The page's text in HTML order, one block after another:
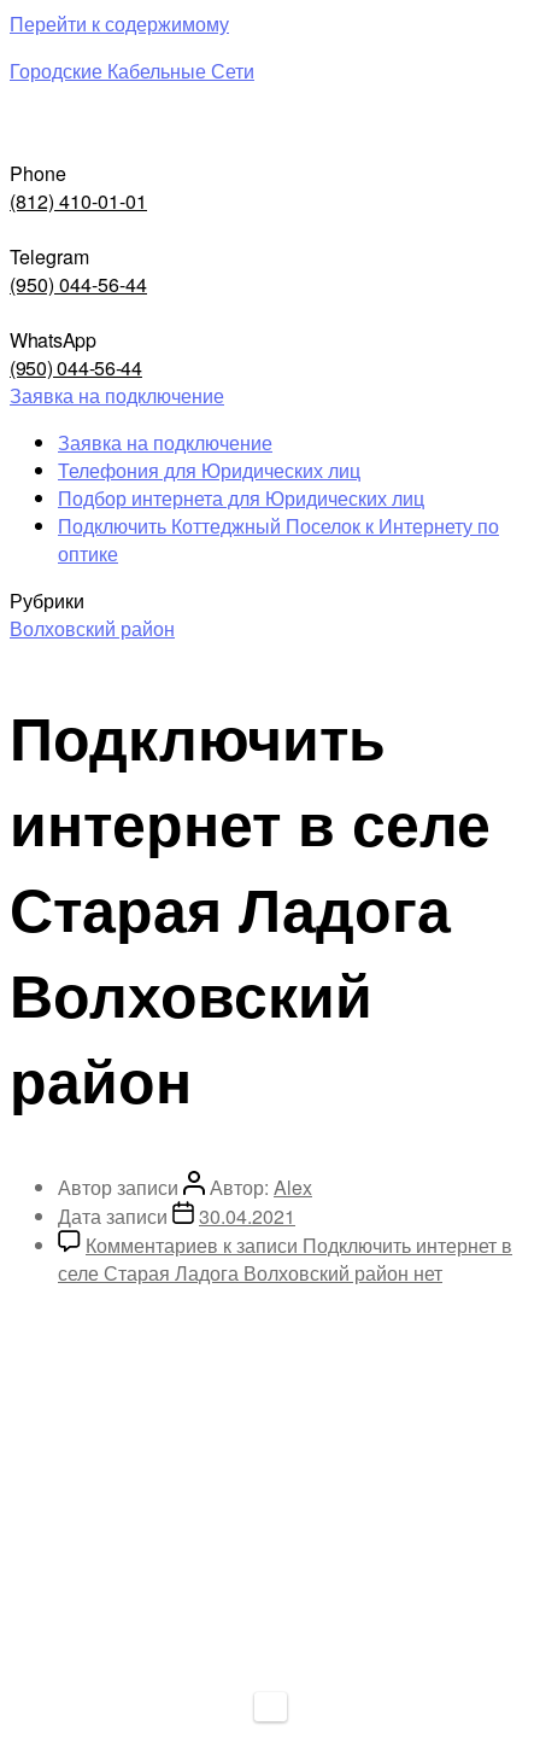
Перейти к содержимому
Городские Кабельные Сети
Phone
(812) 410-01-01
Telegram
(950) 044-56-44
WhatsApp
(950) 044-56-44
Заявка на подключение
Заявка на подключение
Телефония для Юридических лиц
Подбор интернета для Юридических лиц
Подключить Коттеджный Поселок к Интернету по
оптике
Рубрики
Волховский район
Подключить
интернет в селе
Старая Ладога
Волховский
район
Автор записи Автор: Alex
Дата записи
30.04.2021
Комментариев к записи Подключить интернет в
селе Старая Ладога Волховский район нет